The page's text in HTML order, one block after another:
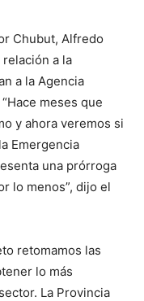
Chubut, Alfredo
a la
a la Agencia
meses que
y ahora veremos si
Emergencia
una prórroga
lo menos”, dijo el
retomamos las
lo más
La Provincia